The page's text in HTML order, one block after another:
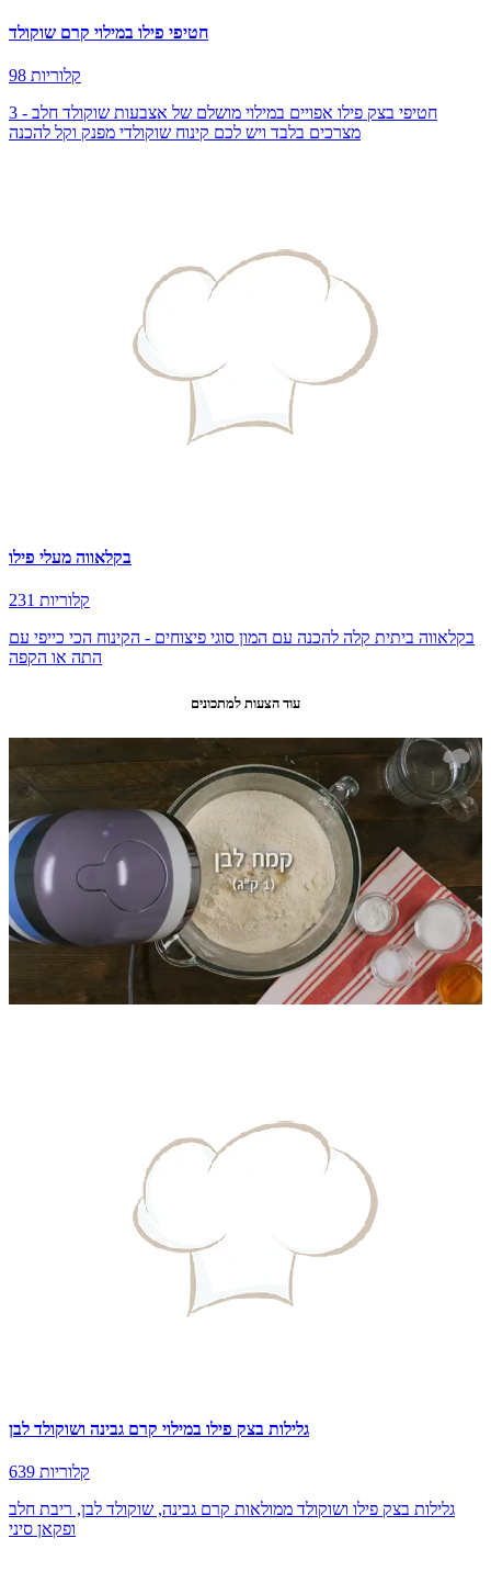
חטיפי פילו במילוי קרם שוקולד
98 קלוריות
חטיפי בצק פילו אפויים במילוי מושלם של אצבעות שוקולד חלב - 3
מצרכים בלבד ויש לכם קינוח שוקולדי מפנק וקל להכנה
בקלאווה מעלי פילו
231 קלוריות
בקלאווה ביתית קלה להכנה עם המון סוגי פיצוחים - הקינוח הכי כייפי עם
התה או הקפה
עוד הצעות למתכונים
גלילות בצק פילו במילוי קרם גבינה ושוקולד לבן
639 קלוריות
גלילות בצק פילו ושוקולד ממולאות קרם גבינה, שוקולד לבן, ריבת חלב
ופקאן סיני